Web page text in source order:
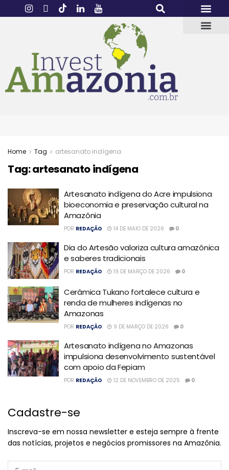
Home Tag artesanato indígena
Tag:artesanato indígena
Artesanato indígena do Acre impulsiona
bioeconomia e preservação cultural na
Amazônia
POR REDAÇÃO 14 DE MAIO DE 2026 0
Dia do Artesão valoriza cultura amazônica
e saberes tradicionais
POR REDAÇÃO 19 DE MARÇO DE 2026 0
Cerâmica Tukano fortalece cultura e
renda de mulheres indígenas no
Amazonas
POR REDAÇÃO 9 DE MARÇO DE 2026 0
Artesanato indígena no Amazonas
impulsiona desenvolvimento sustentável
com apoio da Fepiam
POR REDAÇÃO 12 DE NOVEMBRO DE 2025 0
Cadastre-se
Inscreva-se em nossa newsletter e esteja sempre à frente
das notícias, projetos e negócios promissores na Amazônia.